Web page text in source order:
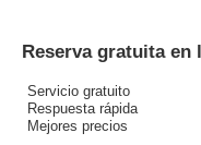
Reserva gratuita en
Servicio gratuito
Respuesta rápida
Mejores precios